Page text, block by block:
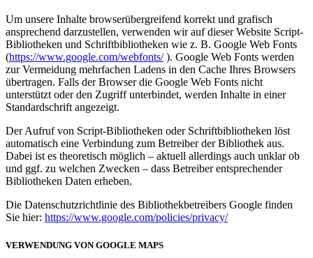
Um unsere Inhalte browserübergreifend korrekt und grafisch
ansprechend darzustellen, verwenden wir auf dieser Website Script-
Bibliotheken und Schriftbibliotheken wie z. B. Google Web Fonts
(https://www.google.com/webfonts/). Google Web Fonts werden
zur Vermeidung mehrfachen Ladens in den Cache Ihres Browsers
übertragen. Falls der Browser die Google Web Fonts nicht
unterstützt oder den Zugriff unterbindet, werden Inhalte in einer
Standardschrift angezeigt.
Der Aufruf von Script-Bibliotheken oder Schriftbibliotheken löst
automatisch eine Verbindung zum Betreiber der Bibliothek aus.
Dabei ist es theoretisch möglich – aktuell allerdings auch unklar ob
und ggf. zu welchen Zwecken – dass Betreiber entsprechender
Bibliotheken Daten erheben.
Die Datenschutzrichtlinie des Bibliothekbetreibers Google finden
Sie hier: https://www.google.com/policies/privacy/
VERWENDUNG VON GOOGLE MAPS